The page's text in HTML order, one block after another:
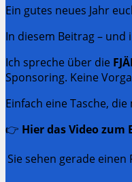
Ein gutes neues Jahr
In diesem Beitrag – und
Ich spreche über die
Sponsoring. Keine
Einfach eine Tasche,
👉 Hier das Video zum
Sie sehen gerade